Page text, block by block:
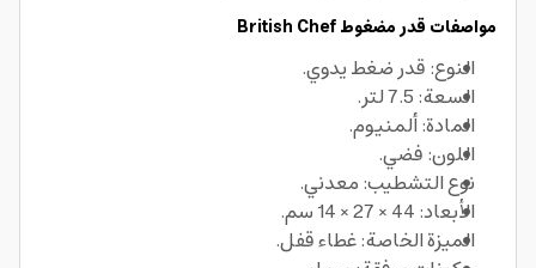
مواصفات قدر مضغوط British Chef
النوع: قدر ضغط يدوي.
السعة: 7.5 لتر.
المادة: ألمنيوم.
اللون: فضي.
نوع التشطيب: معدني.
الأبعاد: 44 × 27 × 14 سم.
الميزة الخاصة: غطاء قفل.